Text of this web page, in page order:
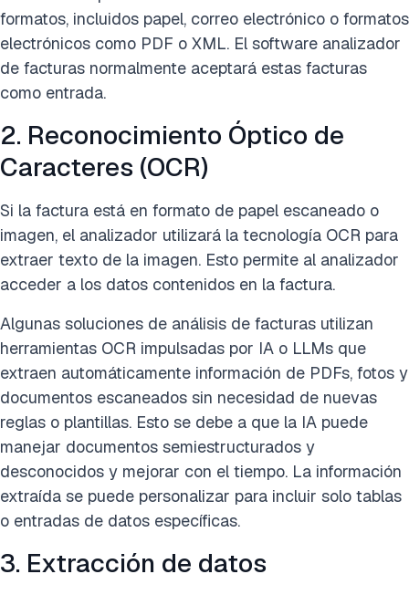
formatos, incluidos papel, correo electrónico o formatos
electrónicos como PDF o XML. El software analizador
de facturas normalmente aceptará estas facturas
como entrada.
2. Reconocimiento Óptico de
Caracteres (OCR)
Si la factura está en formato de papel escaneado o
imagen, el analizador utilizará la tecnología OCR para
extraer texto de la imagen. Esto permite al analizador
acceder a los datos contenidos en la factura.
Algunas soluciones de análisis de facturas utilizan
herramientas OCR impulsadas por IA o LLMs que
extraen automáticamente información de PDFs, fotos y
documentos escaneados sin necesidad de nuevas
reglas o plantillas. Esto se debe a que la IA puede
manejar documentos semiestructurados y
desconocidos y mejorar con el tiempo. La información
extraída se puede personalizar para incluir solo tablas
o entradas de datos específicas.
3. Extracción de datos